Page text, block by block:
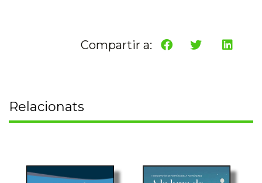
Compartir a:
Relacionats